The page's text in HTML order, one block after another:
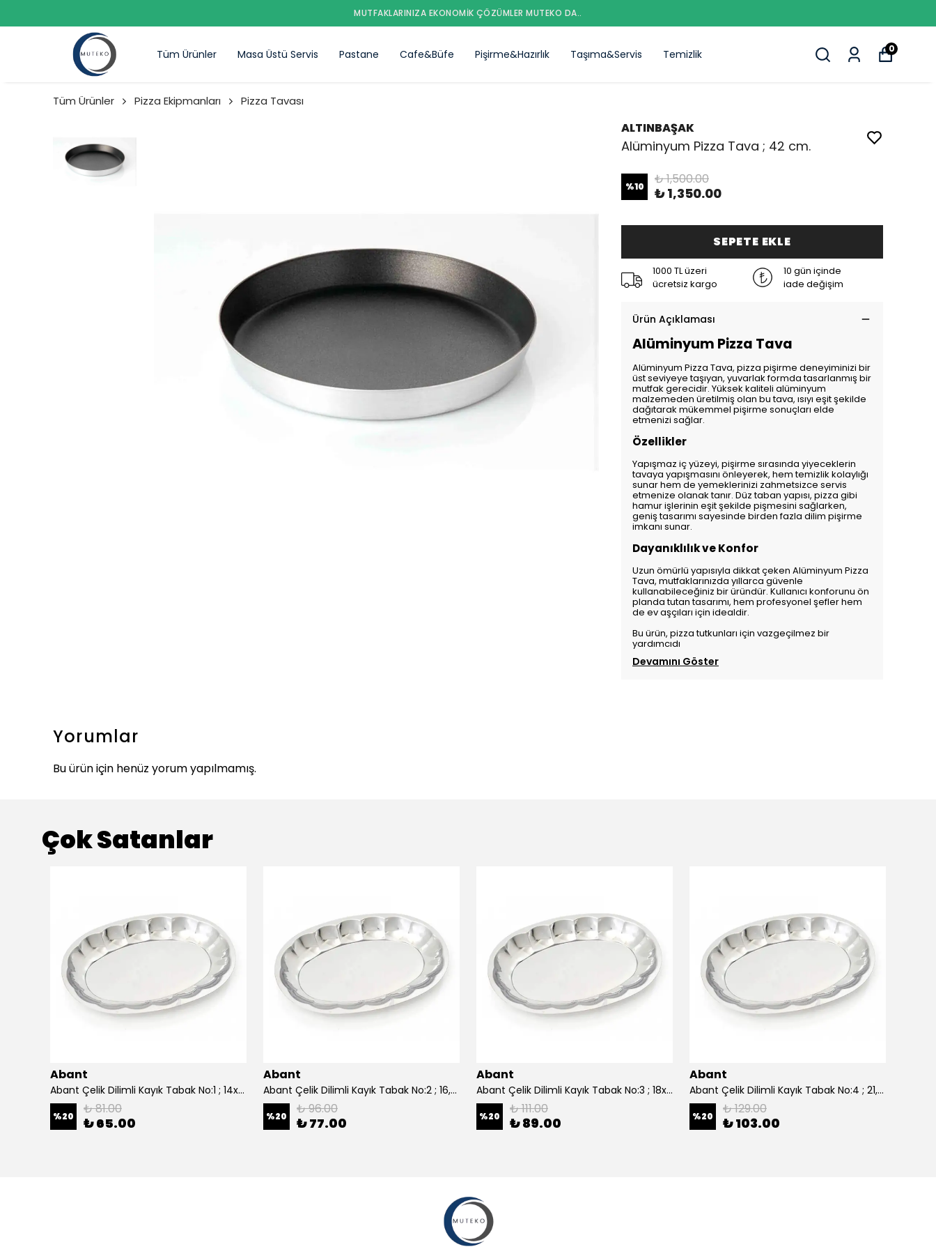
MUTFAKLARINIZA EKONOMIK ÇÖZÜMLER MUTEKO DA..
Tüm Ürünler Masa Üstü Servis Pastane Cafe&Büfe Pişirme&Hazırlık Taşıma&Servis Temizlik 0
Tüm Ürünler Pizza Ekipmanları Pizza Tavası
ALTINBAŞAK
Alüminyum Pizza Tava ; 42 cm.
%10 ₺ 1,500.00
₺ 1,350.00
SEPETE EKLE
1000 TL üzeri
ücretsiz kargo
10 gün içinde
iade değişim
Ürün Açıklaması
Alüminyum Pizza Tava
Alüminyum Pizza Tava, pizza pişirme deneyiminizi bir
üst seviyeye taşıyan, yuvarlak formda tasarlanmış bir
mutfak gerecidir. Yüksek kaliteli alüminyum
malzemeden üretilmiş olan bu tava, ısıyı eşit şekilde
dağıtarak mükemmel pişirme sonuçları elde
etmenizi sağlar.
Özellikler
Yapışmaz iç yüzeyi, pişirme sırasında yiyeceklerin
tavaya yapışmasını önleyerek, hem temizlik kolaylığı
sunar hem de yemeklerinizi zahmetsizce servis
etmenize olanak tanır. Düz taban yapısı, pizza gibi
hamur işlerinin eşit şekilde pişmesini sağlarken,
geniş tasarımı sayesinde birden fazla dilim pişirme
imkanı sunar.
Dayanıklılık ve Konfor
Uzun ömürlü yapısıyla dikkat çeken Alüminyum Pizza
Tava, mutfaklarınızda yıllarca güvenle
kullanabileceğiniz bir üründür. Kullanıcı konforunu ön
planda tutan tasarımı, hem profesyonel şefler hem
de ev aşçıları için idealdir.
Bu ürün, pizza tutkunları için vazgeçilmez bir
yardımcıdı
Devamını Göster
Yorumlar
Bu ürün için henüz yorum yapılmamış.
Çok Satanlar
Abant
Abant Çelik Dilimli Kayık Tabak No:1 ; 14x21 cm.
%20 ₺ 81.00
₺ 65.00
Abant
Abant Çelik Dilimli Kayık Tabak No:2 ; 16,5x24,5 cm.
%20 ₺ 96.00
₺ 77.00
Abant
Abant Çelik Dilimli Kayık Tabak No:3 ; 18x27,5 cm.
%20 ₺ 111.00
₺ 89.00
Abant
Abant Çelik Dilimli Kayık Tabak No:4 ; 21,5x30,5 cm.
%20 ₺ 129.00
₺ 103.00